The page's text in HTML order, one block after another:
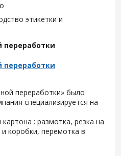
этикетки и
переработки
переработки
переработки» было
специализируется на
: размотка, резка на
коробки, перемотка в